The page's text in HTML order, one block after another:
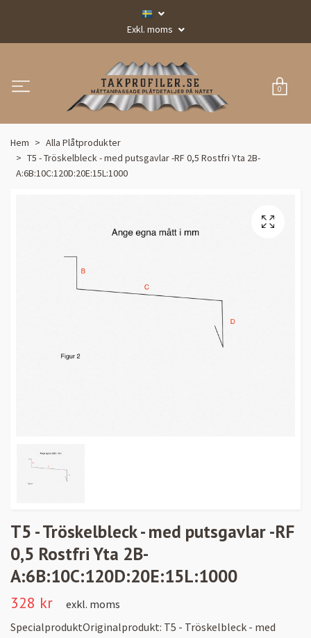
Exkl. moms
0
Hem
Alla Plåtprodukter
T5 - Tröskelbleck - med putsgavlar -RF 0,5 Rostfri Yta 2B-
A:6B:10C:120D:20E:15L:1000
T5 - Tröskelbleck - med putsgavlar -RF
0,5 Rostfri Yta 2B-
A:6B:10C:120D:20E:15L:1000
328 kr
exkl. moms
SpecialproduktOriginalprodukt: T5 - Tröskelbleck - med